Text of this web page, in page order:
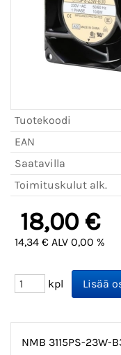
Tuotekoodi
EAN
Saatavilla
Toimituskulut alk.
18,00 €
14,34 € ALV 0,00 %
kpl
NMB 3115PS-23W-